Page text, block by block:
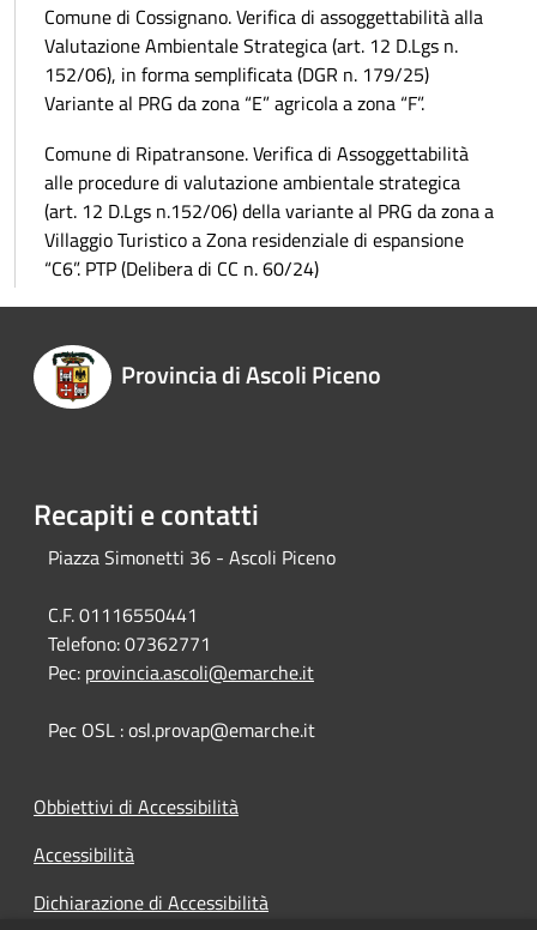
Comune di Cossignano. Verifica di assoggettabilità alla
Valutazione Ambientale Strategica (art. 12 D.Lgs n.
152/06), in forma semplificata (DGR n. 179/25)
Variante al PRG da zona “E” agricola a zona “F”.
Comune di Ripatransone. Verifica di Assoggettabilità
alle procedure di valutazione ambientale strategica
(art. 12 D.Lgs n.152/06) della variante al PRG da zona a
Villaggio Turistico a Zona residenziale di espansione
“C6”. PTP (Delibera di CC n. 60/24)
Provincia di Ascoli Piceno
Recapiti e contatti
Piazza Simonetti 36 - Ascoli Piceno
C.F. 01116550441
Telefono:07362771
Pec: provincia.ascoli@emarche.it
Pec OSL : osl.provap@emarche.it
Obbiettivi di Accessibilità
Accessibilità
Dichiarazione di Accessibilità